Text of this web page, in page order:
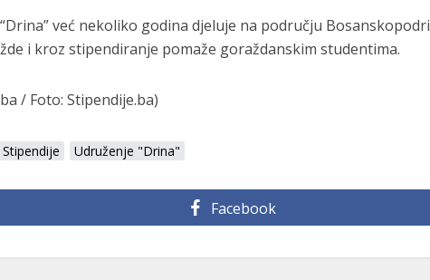
već nekoliko godina djeluje na području
i kroz stipendiranje pomaže goraždanskim studentima.
/ Foto: Stipendije.ba)
Stipendije Udruženje "Drina"
Facebook